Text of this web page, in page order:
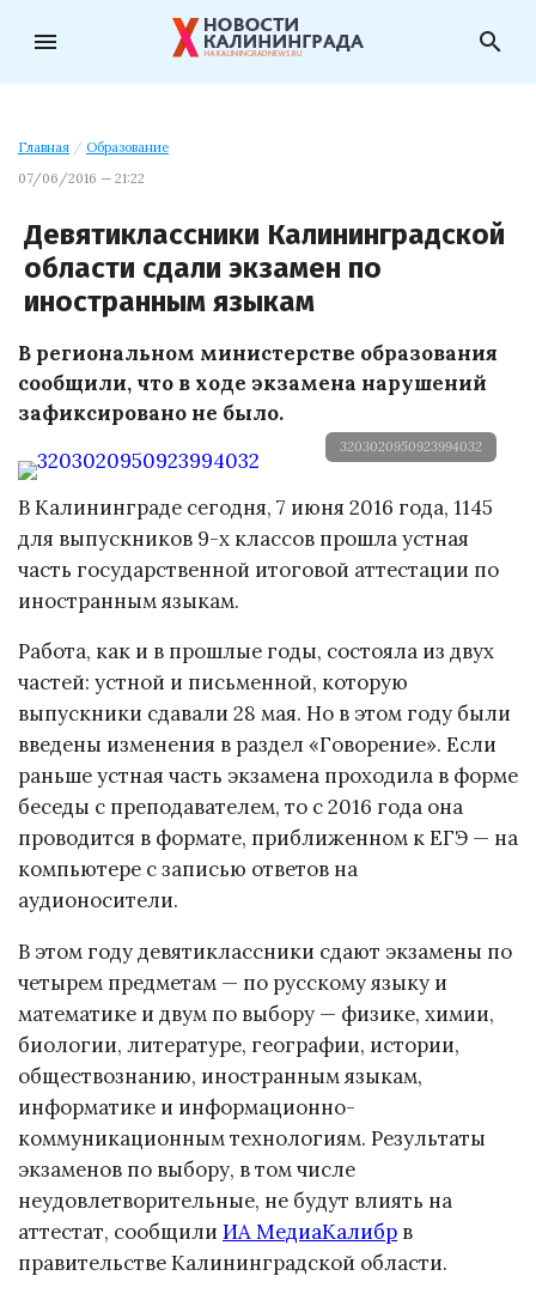
menu search
Главная / Образование
07/06/2016 — 21:22
Девятиклассники Калининградской
области сдали экзамен по
иностранным языкам
В региональном министерстве образования
сообщили, что в ходе экзамена нарушений
зафиксировано не было.
3203020950923994032
В Калининграде сегодня, 7 июня 2016 года, 1145
для выпускников 9-х классов прошла устная
часть государственной итоговой аттестации по
иностранным языкам.
Работа, как и в прошлые годы, состояла из двух
частей: устной и письменной, которую
выпускники сдавали 28 мая. Но в этом году были
введены изменения в раздел «Говорение». Если
раньше устная часть экзамена проходила в форме
беседы с преподавателем, то с 2016 года она
проводится в формате, приближенном к ЕГЭ — на
компьютере с записью ответов на
аудионосители.
В этом году девятиклассники сдают экзамены по
четырем предметам — по русскому языку и
математике и двум по выбору — физике, химии,
биологии, литературе, географии, истории,
обществознанию, иностранным языкам,
информатике и информационно-
коммуникационным технологиям. Результаты
экзаменов по выбору, в том числе
неудовлетворительные, не будут влиять на
аттестат, сообщили ИА МедиаКалибр в
правительстве Калининградской области.